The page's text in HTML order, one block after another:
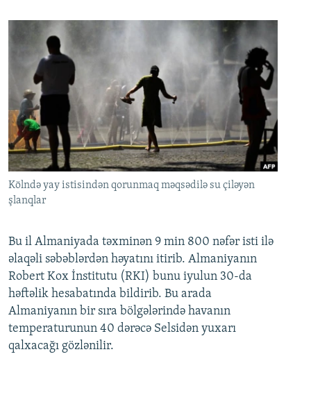
Kölndə yay istisindən qorunmaq məqsədilə su çiləyən
şlanqlar
Bu il Almaniyada təxminən 9 min 800 nəfər isti ilə
əlaqəli səbəblərdən həyatını itirib. Almaniyanın
Robert Kox İnstitutu (RKI) bunu iyulun 30-da
həftəlik hesabatında bildirib. Bu arada
Almaniyanın bir sıra bölgələrində havanın
temperaturunun 40 dərəcə Selsidən yuxarı
qalxacağı gözlənilir.